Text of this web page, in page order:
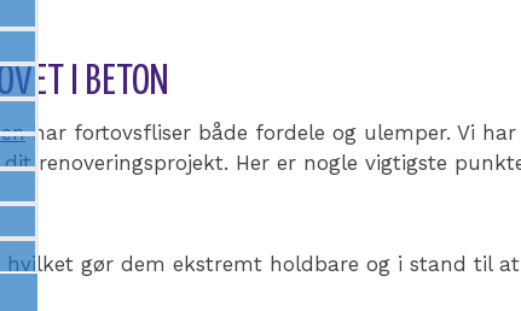
I BETON
har fortovsfliser både fordele og ulemper. Vi
renoveringsprojekt. Her er nogle vigtigste
gør dem ekstremt holdbare og i stand til